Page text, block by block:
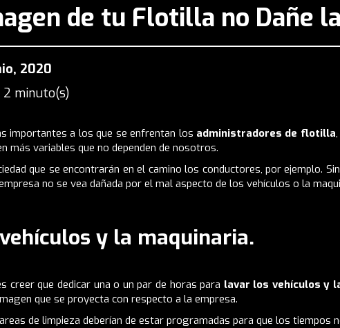
de tu Flotilla no Dañe
2020
2 minuto(s)
importantes a los que se enfrentan los administradores de flotilla
más variables que no dependen de nosotros.
que se encontrarán en el camino los conductores, por ejemplo.
no se vea dañada por el mal aspecto de los vehículos o la
y la maquinaria.
creer que dedicar una o un par de horas para lavar los vehículos y
que se proyecta con respecto a la empresa.
de limpieza deberían de estar programadas para que los tiempos